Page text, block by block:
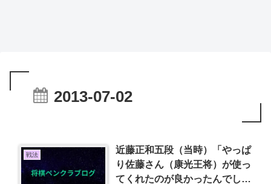
2013-07-02
戦法
近藤正和五段（当時）「やっぱ
り佐藤さん（康光王将）が使っ
てくれたのが良かったんでしょ